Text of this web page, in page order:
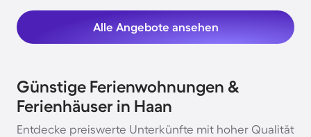
Alle Angebote ansehen
Günstige Ferienwohnungen &
Ferienhäuser in Haan
Entdecke preiswerte Unterkünfte mit hoher Qualität